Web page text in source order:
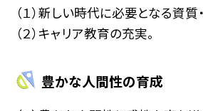
（１）新しい時代に必要となる資質
（２）キャリア教育の充実。
豊かな人間性の育成